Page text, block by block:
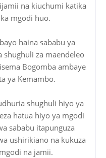
na kiuchumi katika
mgodi huo.
haina sababu ya
shughuli za maendeleo
Bogomba ambaye
ya Kemambo.
shughuli hiyo ya
hatua hiyo ya mgodi
sababu itapunguza
ushirikiano na kukuza
na jamii.